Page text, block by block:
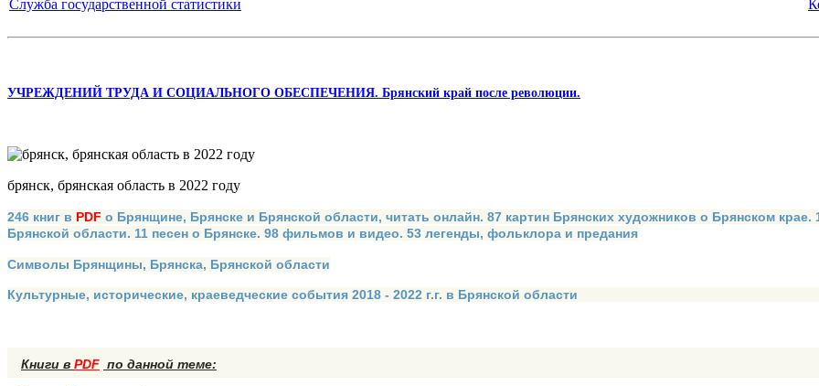
Служба государственной статистики
УЧРЕЖДЕНИЙ ТРУДА И СОЦИАЛЬНОГО ОБЕСПЕЧЕНИЯ. Брянский край после революции.
брянск, брянская область в 2022 году
246 книг в PDF о Брянщине, Брянске и Брянской области, читать онлайн. 87 картин Брянских художников о Брянском
Брянской области. 11 песен о Брянске. 98 фильмов и видео. 53 легенды, фольклора и предания
Символы Брянщины, Брянска, Брянской области
Культурные, исторические, краеведческие события 2018 - 2022 г.г. в Брянской области
Книги в PDF по данной теме: